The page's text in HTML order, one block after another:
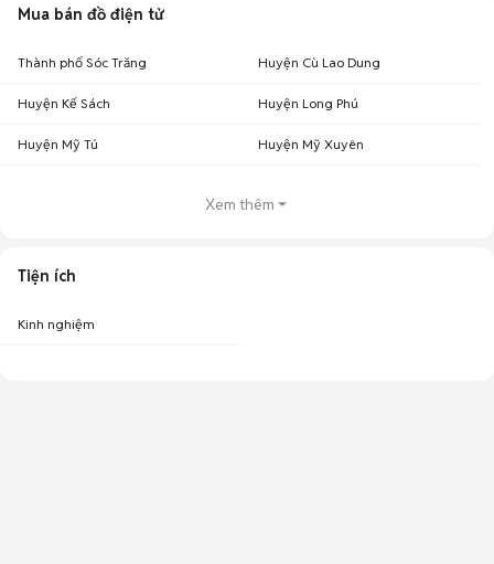
Mua bán đồ điện tử
Thành phố Sóc Trăng Huyện Cù Lao Dung
Huyện Kế Sách Huyện Long Phú
Huyện Mỹ Tú Huyện Mỹ Xuyên
Xem thêm
Tiện ích
Kinh nghiệm